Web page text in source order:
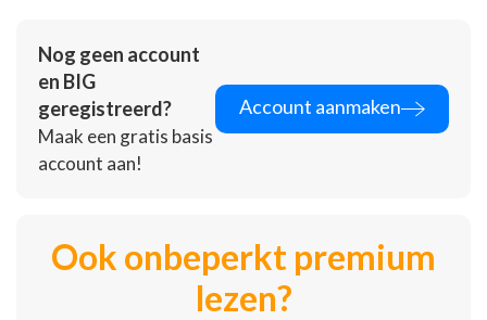
Nog geen account
en BIG
geregistreerd?
Maak een gratis basis
account aan!
Account aanmaken
Ook onbeperkt premium
lezen?